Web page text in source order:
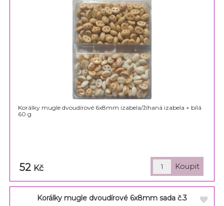
Korálky mugle dvoudírové 6x8mm izabela/žíhaná izabela + bílá
60 g
52 Kč
Korálky mugle dvoudírové 6x8mm sada č.3